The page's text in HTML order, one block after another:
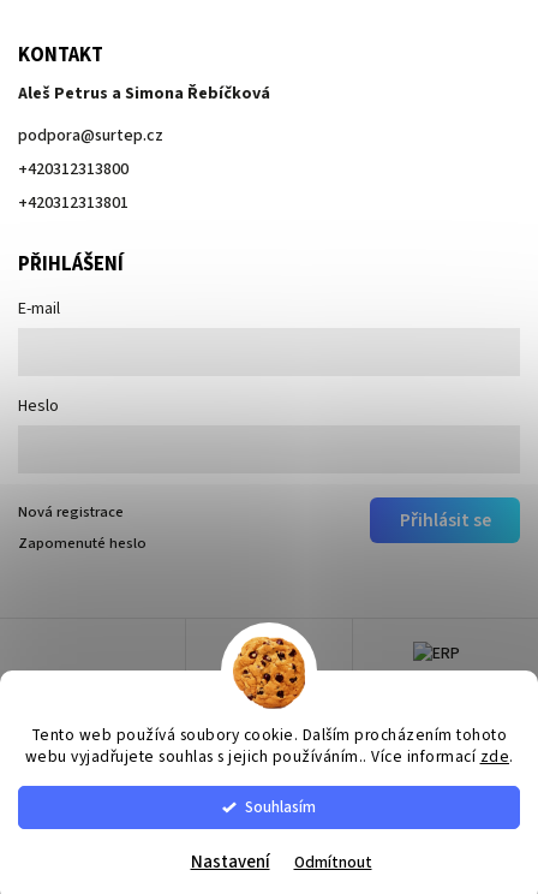
Tento web používá soubory cookie. Dalším procházením tohoto
webu vyjadřujete souhlas s jejich používáním.. Více informací zde.
Souhlasím
Nastavení Odmítnout
KONTAKT
Aleš Petrus a Simona Řebíčková
podpora@surtep.cz
+420312313800
+420312313801
PŘIHLÁŠENÍ
E-mail
Heslo
Přihlásit se
Nová registrace
Zapomenuté heslo
Surtep. Všechna práva vyhrazena.
VytvořilShoptet| DesignShoptak.cz